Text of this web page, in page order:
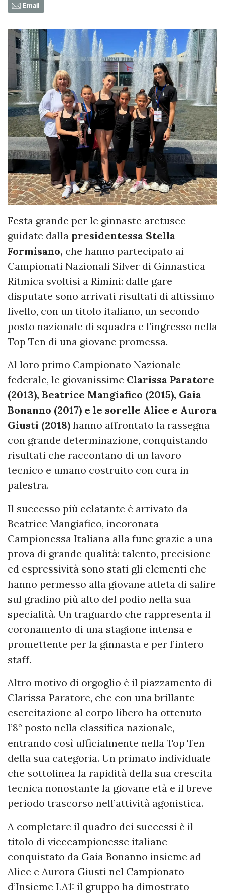
Email
Festa grande per le ginnaste aretusee
guidate dalla presidentessa Stella
Formisano, che hanno partecipato ai
Campionati Nazionali Silver di Ginnastica
Ritmica svoltisi a Rimini: dalle gare
disputate sono arrivati risultati di altissimo
livello, con un titolo italiano, un secondo
posto nazionale di squadra e l’ingresso nella
Top Ten di una giovane promessa.
Al loro primo Campionato Nazionale
federale, le giovanissime Clarissa Paratore
(2013), Beatrice Mangiafico (2015), Gaia
Bonanno (2017) e le sorelle Alice e Aurora
Giusti (2018) hanno affrontato la rassegna
con grande determinazione, conquistando
risultati che raccontano di un lavoro
tecnico e umano costruito con cura in
palestra.
Il successo più eclatante è arrivato da
Beatrice Mangiafico, incoronata
Campionessa Italiana alla fune grazie a una
prova di grande qualità: talento, precisione
ed espressività sono stati gli elementi che
hanno permesso alla giovane atleta di salire
sul gradino più alto del podio nella sua
specialità. Un traguardo che rappresenta il
coronamento di una stagione intensa e
promettente per la ginnasta e per l’intero
staff.
Altro motivo di orgoglio è il piazzamento di
Clarissa Paratore, che con una brillante
esercitazione al corpo libero ha ottenuto
l’8° posto nella classifica nazionale,
entrando così ufficialmente nella Top Ten
della sua categoria. Un primato individuale
che sottolinea la rapidità della sua crescita
tecnica nonostante la giovane età e il breve
periodo trascorso nell’attività agonistica.
A completare il quadro dei successi è il
titolo di vicecampionesse italiane
conquistato da Gaia Bonanno insieme ad
Alice e Aurora Giusti nel Campionato
d’Insieme LA1: il gruppo ha dimostrato